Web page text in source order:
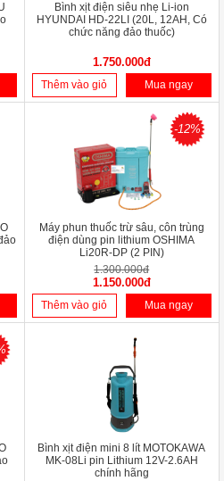
Bình xịt điện siêu nhẹ Li-ion
HYUNDAI HD-22LI (20L, 12AH, Có
chức năng đảo thuốc)
1.750.000đ
Thêm vào giỏ Mua ngay
-12%
Máy phun thuốc trừ sâu, côn trùng
điện dùng pin lithium OSHIMA
Li20R-DP (2 PIN)
1.300.000đ
1.150.000đ
Thêm vào giỏ Mua ngay
Bình xịt điện mini 8 lít MOTOKAWA
MK-08Li pin Lithium 12V-2.6AH
chính hãng